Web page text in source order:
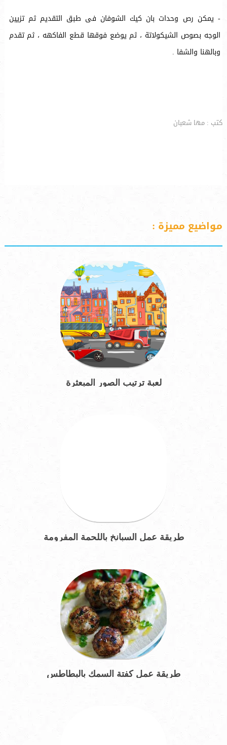
- يمكن رص وحدات بان كيك الشوفان فى طبق التقديم ثم تزيين
الوجه بصوص الشيكولاتة ، ثم يوضع فوقها قطع الفاكهه ، ثم تقدم
وبالهنا والشفا .
كتب : مها شعبان
مواضيع مميزة :
لعبة ترتيب الصور المبعثرة
طريقة عمل السبانخ باللحمة المفرومة
طريقة عمل كفتة السمك بالبطاطس